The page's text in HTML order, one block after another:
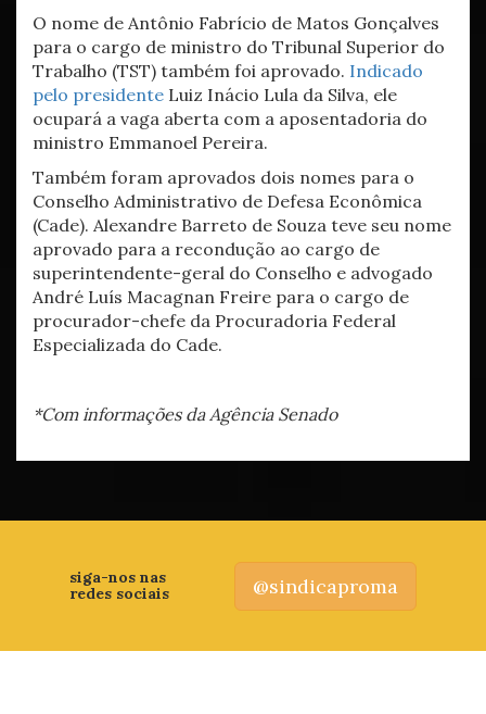
O nome de Antônio Fabrício de Matos Gonçalves
para o cargo de ministro do Tribunal Superior do
Trabalho (TST) também foi aprovado. Indicado
pelo presidente Luiz Inácio Lula da Silva, ele
ocupará a vaga aberta com a aposentadoria do
ministro Emmanoel Pereira.
Também foram aprovados dois nomes para o
Conselho Administrativo de Defesa Econômica
(Cade). Alexandre Barreto de Souza teve seu nome
aprovado para a recondução ao cargo de
superintendente-geral do Conselho e advogado
André Luís Macagnan Freire para o cargo de
procurador-chefe da Procuradoria Federal
Especializada do Cade.
*Com informações da Agência Senado
siga-nos nas
redes sociais
@sindicaproma